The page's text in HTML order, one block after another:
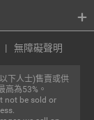
下人士)售賣或供
高為53%。
not be sold or
無障礙聲明